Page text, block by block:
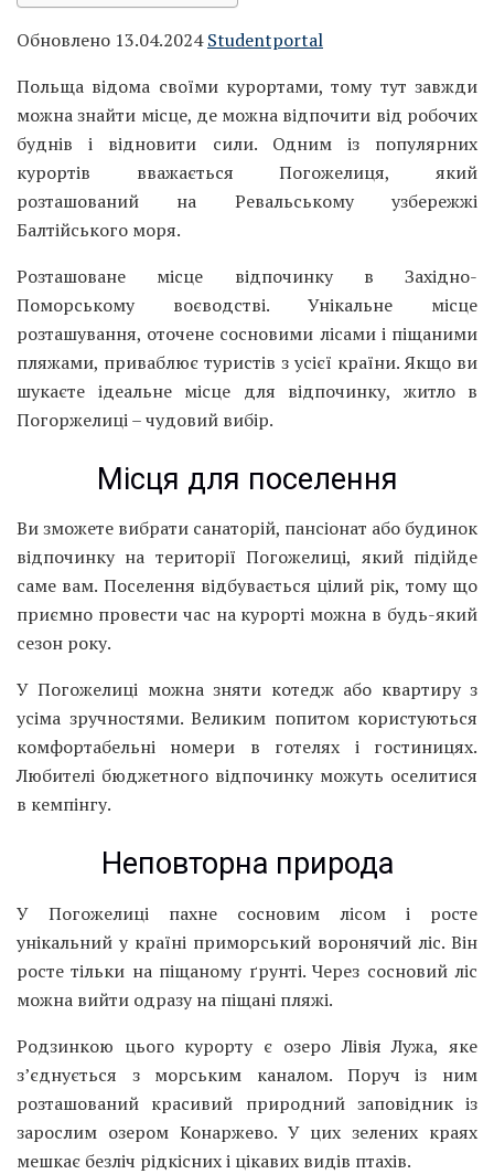
Обновлено 13.04.2024Studentportal
Польща відома своїми курортами, тому тут завжди
можна знайти місце, де можна відпочити від робочих
буднів і відновити сили. Одним із популярних
курортів вважається Погожелиця, який
розташований на Ревальському узбережжі
Балтійського моря.
Розташоване місце відпочинку в Західно-
Поморському воєводстві. Унікальне місце
розташування, оточене сосновими лісами і піщаними
пляжами, приваблює туристів з усієї країни. Якщо ви
шукаєте ідеальне місце для відпочинку, житло в
Погоржелиці – чудовий вибір.
Місця для поселення
Ви зможете вибрати санаторій, пансіонат або будинок
відпочинку на території Погожелиці, який підійде
саме вам. Поселення відбувається цілий рік, тому що
приємно провести час на курорті можна в будь-який
сезон року.
У Погожелиці можна зняти котедж або квартиру з
усіма зручностями. Великим попитом користуються
комфортабельні номери в готелях і гостиницях.
Любителі бюджетного відпочинку можуть оселитися
в кемпінгу.
Неповторна природа
У Погожелиці пахне сосновим лісом і росте
унікальний у країні приморський воронячий ліс. Він
росте тільки на піщаному ґрунті. Через сосновий ліс
можна вийти одразу на піщані пляжі.
Родзинкою цього курорту є озеро Лівія Лужа, яке
з’єднується з морським каналом. Поруч із ним
розташований красивий природний заповідник із
зарослим озером Конаржево. У цих зелених краях
мешкає безліч рідкісних і цікавих видів птахів.